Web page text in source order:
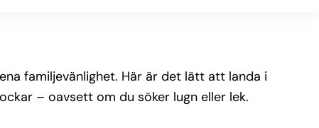
familjevänlighet. Här är det lätt att landa i
– oavsett om du söker lugn eller lek.